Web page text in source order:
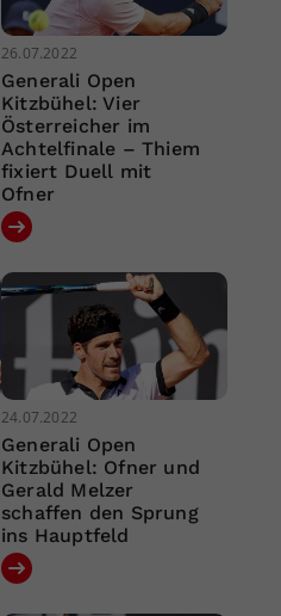
26.07.2022
Generali Open
Kitzbühel: Vier
Österreicher im
Achtelfinale – Thiem
fixiert Duell mit
Ofner
24.07.2022
Generali Open
Kitzbühel: Ofner und
Gerald Melzer
schaffen den Sprung
ins Hauptfeld